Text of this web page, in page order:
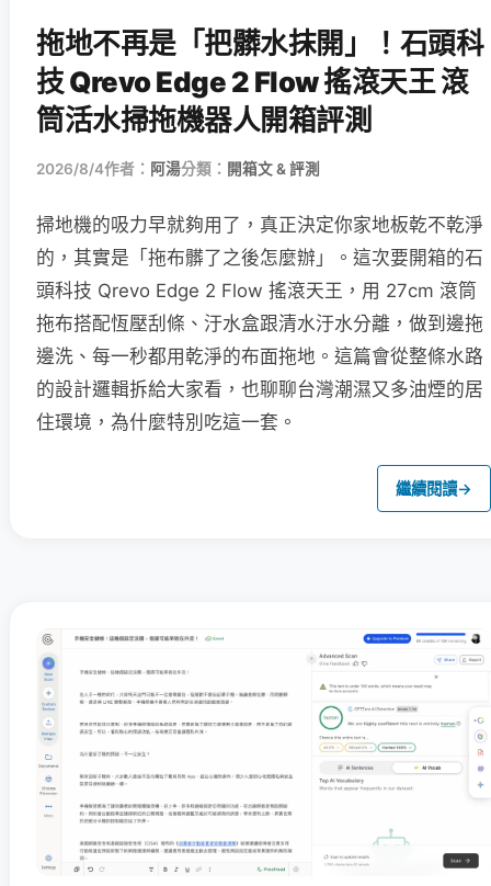
拖地不再是「把髒水抹開」！石頭科
技 Qrevo Edge 2 Flow 搖滾天王 滾
筒活水掃拖機器人開箱評測
2026/8/4作者： 阿湯分類： 開箱文 & 評測
掃地機的吸力早就夠用了，真正決定你家地板乾不乾淨
的，其實是「拖布髒了之後怎麼辦」。這次要開箱的石
頭科技 Qrevo Edge 2 Flow 搖滾天王，用 27cm 滾筒
拖布搭配恆壓刮條、汙水盒跟清水汙水分離，做到邊拖
邊洗、每一秒都用乾淨的布面拖地。這篇會從整條水路
的設計邏輯拆給大家看，也聊聊台灣潮濕又多油煙的居
住環境，為什麼特別吃這一套。
繼續閱讀→